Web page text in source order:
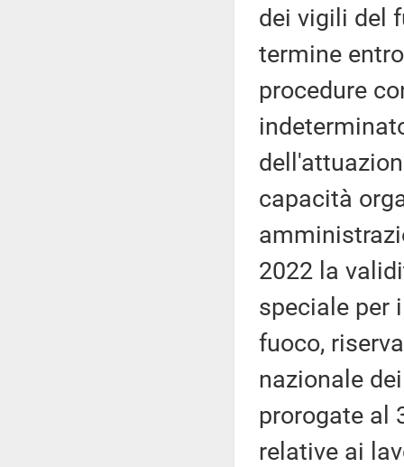
dei vigili del
termine
procedure
capacità
2022 la
speciale per
fuoco,
nazionale
prorogate al
relative ai